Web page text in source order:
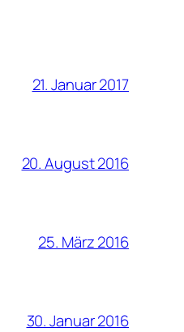
21. Januar 2017
20. August 2016
25. März 2016
30. Januar 2016